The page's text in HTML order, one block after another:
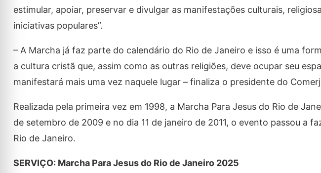
estimular, apoiar, preservar e divulgar as manifestações culturais,
iniciativas populares”.
– A Marcha já faz parte do calendário do Rio de Janeiro e isso é uma
a cultura cristã que, assim como as outras religiões, deve ocupar seu
manifestará mais uma vez naquele lugar – finaliza o presidente do
Realizada pela primeira vez em 1998, a Marcha Para Jesus do Rio de
de setembro de 2009 e no dia 11 de janeiro de 2011, o evento passou a
Rio de Janeiro.
SERVIÇO: Marcha Para Jesus do Rio de Janeiro 2025